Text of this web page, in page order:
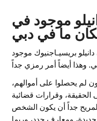
موجود في
ما في دبي
بريسيـاجنيوك موجود
لم يحصلوا على أموالهم،
الحقيقة، وقرارات قضائية
جداً أن يكون الشخص
ومعارف جدد، وربما